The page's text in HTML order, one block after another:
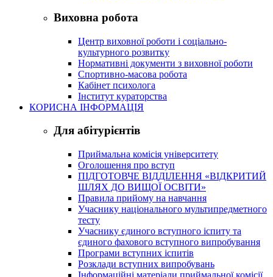
Виховна робота
Центр виховної роботи і соціально-
культурного розвитку
Нормативні документи з виховної роботи
Спортивно-масова робота
Кабінет психолога
Інститут кураторства
КОРИСНА ІНФОРМАЦІЯ
Для абітурієнтів
Приймальна комісія університету
Оголошення про вступ
ПІДГОТОВЧЕ ВІДДІЛЕННЯ «ВІДКРИТИЙ
ШЛЯХ ДО ВИЩОЇ ОСВІТИ»
Правила прийому на навчання
Учаснику національного мультипредметного
тесту
Учаснику єдиного вступного іспиту та
єдиного фахового вступного випробування
Програми вступних іспитів
Розклади вступних випробувань
Інформаційні матеріали приймальної комісії